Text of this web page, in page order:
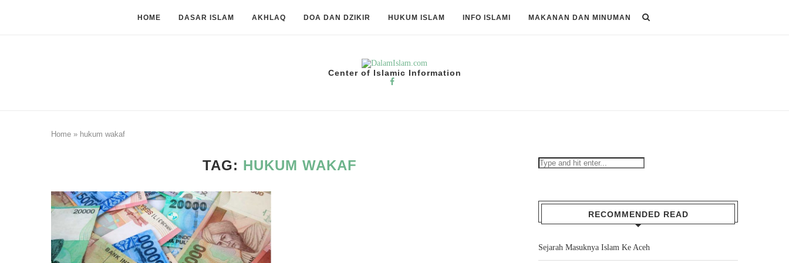
HOME DASAR ISLAM AKHLAQ DOA DAN DZIKIR HUKUM ISLAM INFO ISLAMI MAKANAN DAN MINUMAN
Center of Islamic Information
Home » hukum wakaf
TAG: HUKUM WAKAF
RECOMMENDED READ
Sejarah Masuknya Islam Ke Aceh